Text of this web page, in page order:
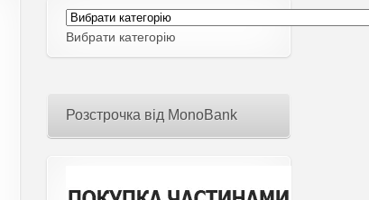
Вибрати категорію
Розстрочка від MonoBank